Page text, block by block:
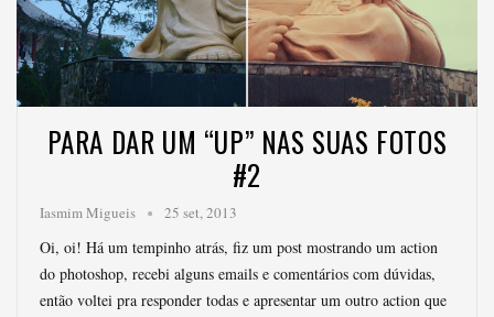
PARA DAR UM “UP” NAS SUAS FOTOS
#2
Iasmim Migueis 25 set, 2013
Oi, oi! Há um tempinho atrás, fiz um post mostrando um action
do photoshop, recebi alguns emails e comentários com dúvidas,
então voltei pra responder todas e apresentar um outro action que